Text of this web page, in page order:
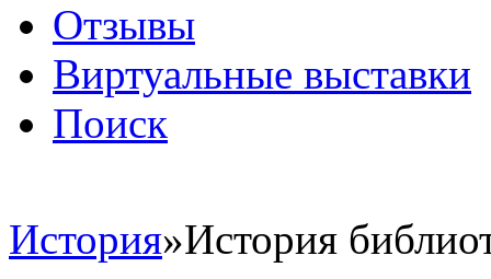
Отзывы
Виртуальные выставки
Поиск
История»История